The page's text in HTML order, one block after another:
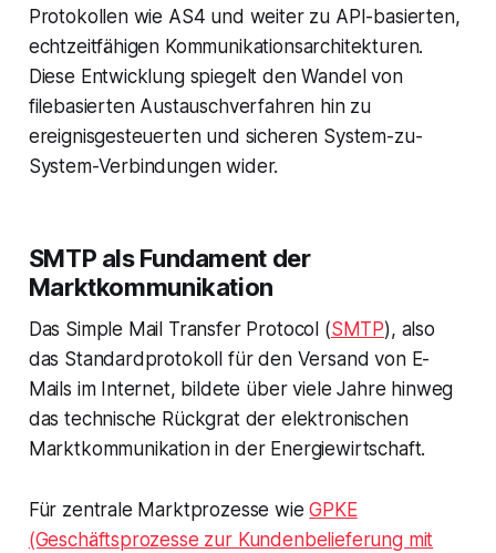
Protokollen wie AS4 und weiter zu API-basierten,
echtzeitfähigen Kommunikationsarchitekturen.
Diese Entwicklung spiegelt den Wandel von
filebasierten Austauschverfahren hin zu
ereignisgesteuerten und sicheren System-zu-
System-Verbindungen wider.
SMTP als Fundament der
Marktkommunikation
Das Simple Mail Transfer Protocol (SMTP), also
das Standardprotokoll für den Versand von E-
Mails im Internet, bildete über viele Jahre hinweg
das technische Rückgrat der elektronischen
Marktkommunikation in der Energiewirtschaft.
Für zentrale Marktprozesse wieGPKE
(Geschäftsprozesse zur Kundenbelieferung mit